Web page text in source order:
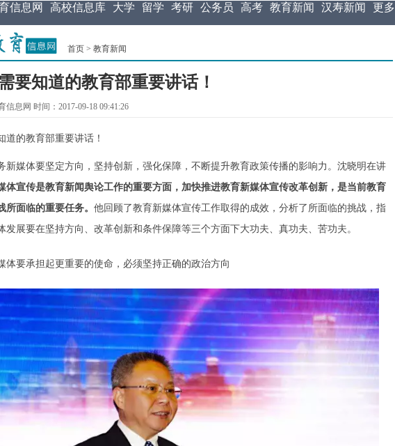
信息网 高校信息库 大学 留学 考研 公务员 高考 教育新闻 汉寿新闻 更多
首页 > 教育新闻
要知道的教育部重要讲话！
信息网 时间：2017-09-18 09:41:26
道的教育部重要讲话！
媒体要坚定方向，坚持创新，强化保障，不断提升教育政策传播的影响力。沈晓明在讲
体宣传是教育新闻舆论工作的重要方面，加快推进教育新媒体宣传改革创新，是当前教育
所面临的重要任务。 他回顾了教育新媒体宣传工作取得的成效，分析了所面临的挑战，指
发展要在坚持方向、改革创新和条件保障等三个方面下大功夫、真功夫、苦功夫。
要承担起更重要的使命，必须坚持正确的政治方向